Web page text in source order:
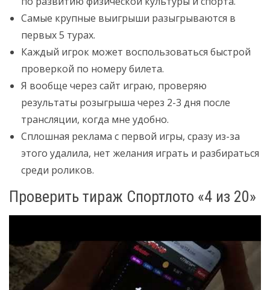
Самые крупные выигрыши разыгрываются в
первых 5 турах.
Каждый игрок может воспользоваться быстрой
проверкой по номеру билета.
Я вообще через сайт играю, проверяю
результаты розыгрыша через 2-3 дня после
трансляции, когда мне удобно.
Сплошная реклама с первой игры, сразу из-за
этого удалила, нет желания играть и разбираться
среди роликов.
Проверить тираж Спортлото «4 из 20»